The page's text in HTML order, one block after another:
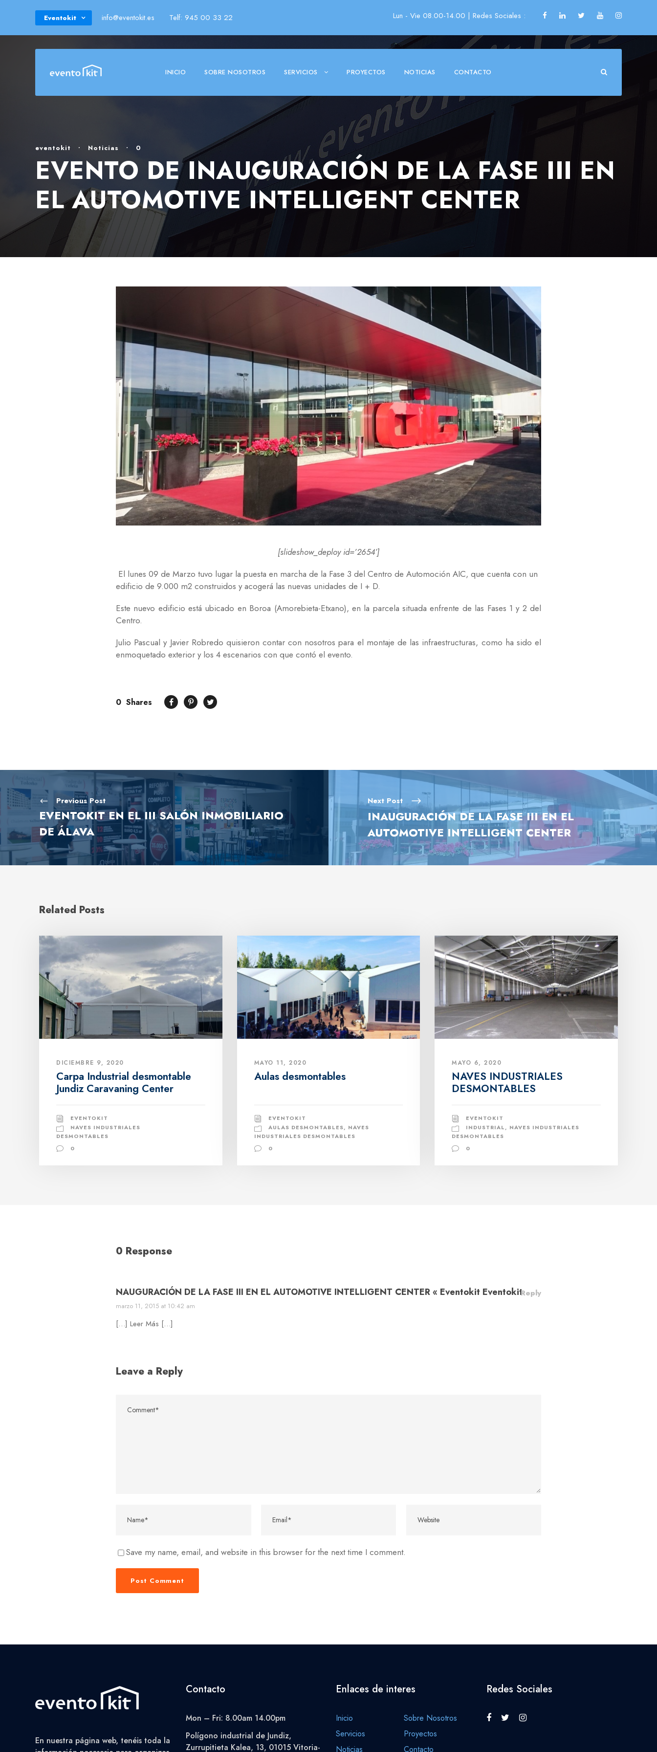
Eventokit info@eventokit.es Telf: 945 00 33 22 Lun - Vie 08.00-14.00 | Redes Sociales :
INICIO SOBRE NOSOTROS SERVICIOS PROYECTOS NOTICIAS CONTACTO
eventokit • Noticias • 0
EVENTO DE INAUGURACIÓN DE LA FASE III EN
EL AUTOMOTIVE INTELLIGENT CENTER
[slideshow_deploy id=’2654′]
El lunes 09 de Marzo tuvo lugar la puesta en marcha de la Fase 3 del Centro de Automoción AIC, que cuenta con un
edificio de 9.000 m2 construidos y acogerá las nuevas unidades de I + D.
Este nuevo edificio está ubicado en Boroa (Amorebieta-Etxano), en la parcela situada enfrente de las Fases 1 y 2 del
Centro.
Julio Pascual y Javier Robredo quisieron contar con nosotros para el montaje de las infraestructuras, como ha sido el
enmoquetado exterior y los 4 escenarios con que contó el evento.
0 Shares
Previous Post
EVENTOKIT EN EL III SALÓN INMOBILIARIO
DE ÁLAVA
Next Post
INAUGURACIÓN DE LA FASE III EN EL
AUTOMOTIVE INTELLIGENT CENTER
Related Posts
DICIEMBRE 9, 2020
Carpa Industrial desmontable
Jundiz Caravaning Center
EVENTOKIT
NAVES INDUSTRIALES
DESMONTABLES
0
MAYO 11, 2020
Aulas desmontables
EVENTOKIT
AULAS DESMONTABLES, NAVES
INDUSTRIALES DESMONTABLES
0
MAYO 6, 2020
NAVES INDUSTRIALES
DESMONTABLES
EVENTOKIT
INDUSTRIAL, NAVES INDUSTRIALES
DESMONTABLES
0
0 Response
NAUGURACIÓN DE LA FASE III EN EL AUTOMOTIVE INTELLIGENT CENTER « Eventokit Eventokit
marzo 11, 2015 at 10:42 am
Reply
[…] Leer Más […]
Leave a Reply
Save my name, email, and website in this browser for the next time I comment.
En nuestra página web, tenéis toda la
Contacto
Mon – Fri: 8.00am 14.00pm
Polígono industrial de Jundiz,
Zurrupitieta Kalea, 13, 01015 Vitoria-
Enlaces de interes
Inicio
Sobre Nosotros
Servicios
Proyectos
Noticias
Contacto
Redes Sociales